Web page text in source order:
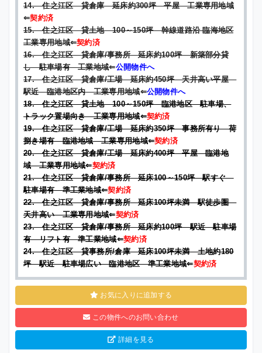
14. 住之江区 貸倉庫 延床約300坪 平屋 工業専用地域
⇐契約済
15. 住之江区 貸土地 100～150坪 幹線道路沿 臨海地区
工業専用地域⇐契約済
16. 住之江区 貸倉庫/事務所 延床約100坪 新築部分貸
し 駐車場有 工業地域⇐公開物件へ
17. 住之江区 貸倉庫/工場 延床約450坪 天井高い平屋
駅近 臨港地区内 工業専用地域⇐公開物件へ
18. 住之江区 貸土地 100～150坪 臨港地区 駐車場、
トラック置場向き 工業専用地域⇐契約済
19. 住之江区 貸倉庫/工場 延床約350坪 事務所有り 荷
捌き場有 臨港地域 工業専用地域⇐契約済
20. 住之江区 貸倉庫/工場 延床約400坪 平屋 臨港地
域 工業専用地域⇐契約済
21. 住之江区 貸倉庫/事務所 延床100～150坪 駅すぐ
駐車場有 準工業地域⇐契約済
22. 住之江区 貸倉庫/事務所 延床100坪未満 駅徒歩圏
天井高い 工業専用地域⇐契約済
23. 住之江区 貸倉庫/事務所 延床約100坪 駅近 駐車場
有 リフト有 準工業地域⇐契約済
24. 住之江区 貸事務所/倉庫 延床100坪未満 土地約180
坪 駅近 駐車場広い 臨港地区 準工業地域⇐契約済
お気に入りに追加する
この物件へのお問い合わせ
詳細を見る